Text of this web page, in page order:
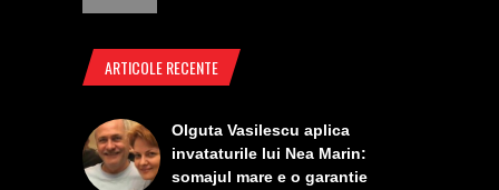
ARTICOLE RECENTE
Olguta Vasilescu aplica
invataturile lui Nea Marin:
somajul mare e o garantie